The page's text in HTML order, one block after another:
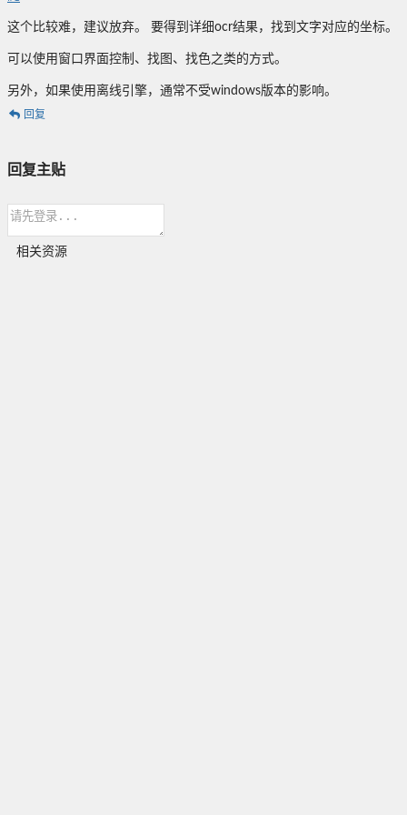
这个比较难，建议放弃。 要得到详细ocr结果，找到文字对应的坐标。
可以使用窗口界面控制、找图、找色之类的方式。
另外，如果使用离线引擎，通常不受windows版本的影响。
回复
回复主贴
相关资源